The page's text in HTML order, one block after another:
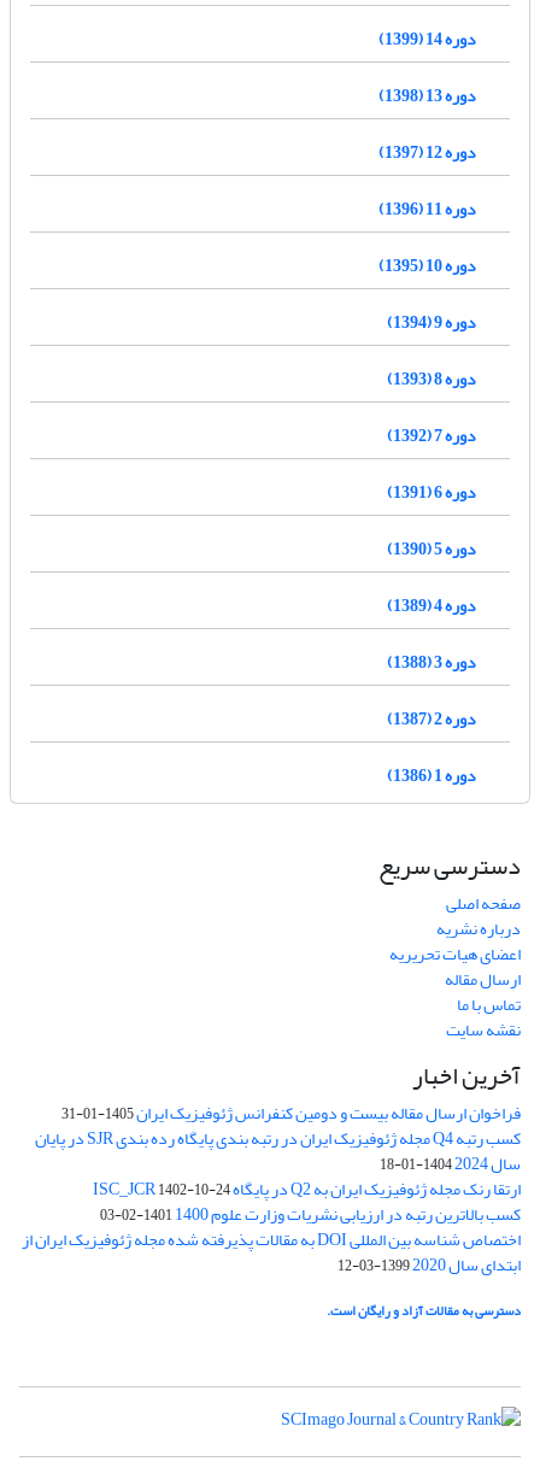
دوره 14 (1399)
دوره 13 (1398)
دوره 12 (1397)
دوره 11 (1396)
دوره 10 (1395)
دوره 9 (1394)
دوره 8 (1393)
دوره 7 (1392)
دوره 6 (1391)
دوره 5 (1390)
دوره 4 (1389)
دوره 3 (1388)
دوره 2 (1387)
دوره 1 (1386)
دسترسی سریع
صفحه اصلی
درباره نشریه
اعضای هیات تحریریه
ارسال مقاله
تماس با ما
نقشه سایت
آخرین اخبار
فراخوان ارسال مقاله بیست و دومین کنفرانس ژئوفیزیک ایران1405-01-31
کسب رتبه Q4 مجله ژئوفیزیک ایران در رتبه بندی پایگاه رده بندی SJR در پایان
سال 2024 1404-01-18
ارتقا رنک مجله ژئوفیزیک ایران به Q2 در پایگاه ISC_JCR 1402-10-24
کسب بالاترین رتبه در ارزیابی نشریات وزارت علوم 1400 1401-02-03
اختصاص شناسه بین المللی DOI به مقالات پذیرفته شده مجله ژئوفیزیک ایران از
ابتدای سال 2020 1399-03-12
دسترسی به مقالات آزاد و رایگان است.